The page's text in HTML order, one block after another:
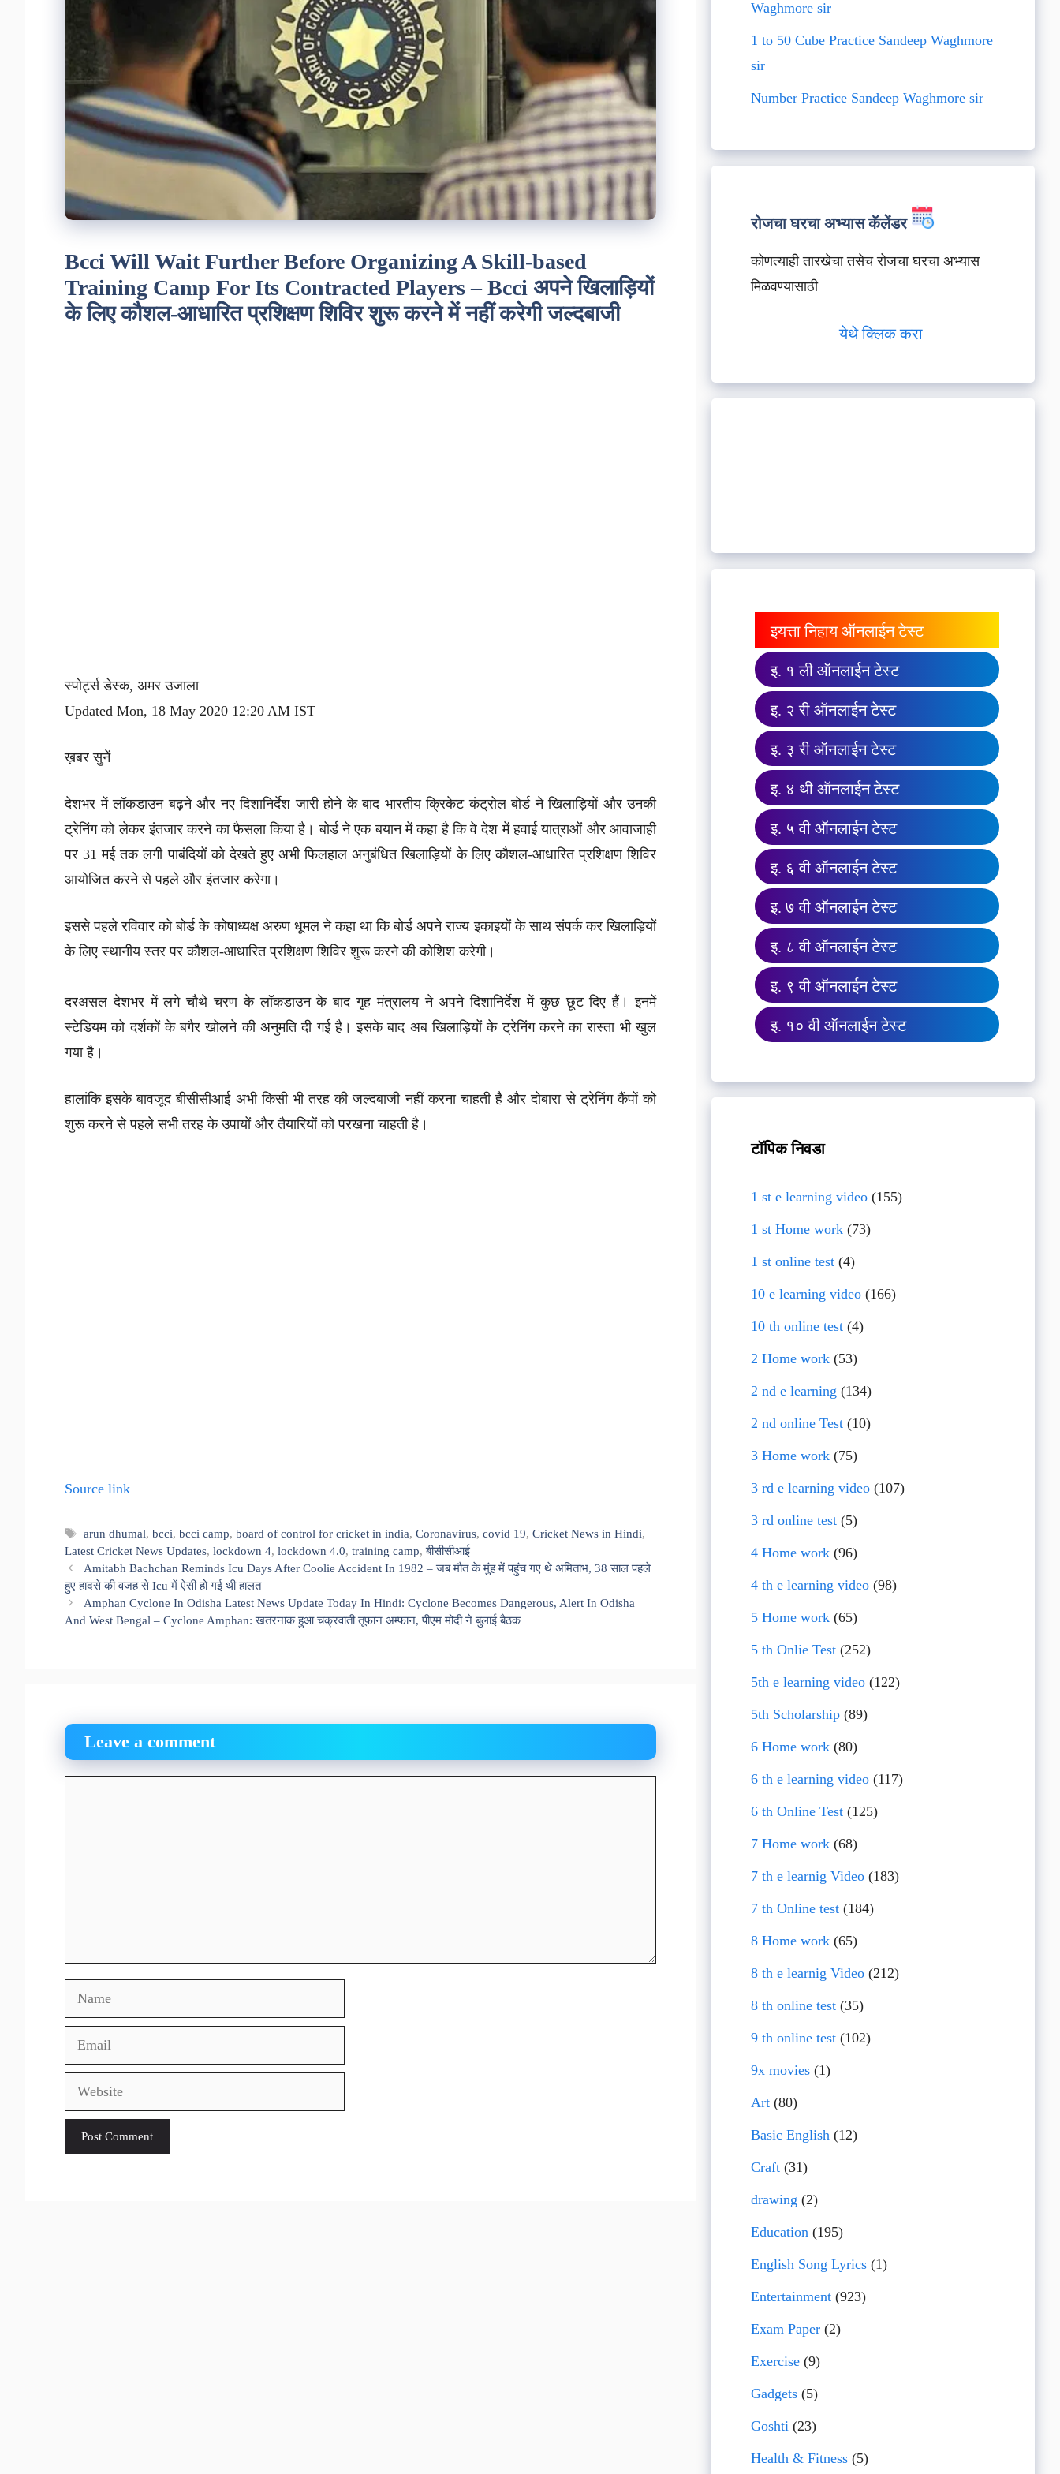
Bcci Will Wait Further Before Organizing A Skill-based
Training Camp For Its Contracted Players – Bcci अपने खिलाड़ियों
के लिए कौशल-आधारित प्रशिक्षण शिविर शुरू करने में नहीं करेगी जल्दबाजी
स्पोर्ट्स डेस्क, अमर उजाला
Updated Mon, 18 May 2020 12:20 AM IST
ख़बर सुनें
देशभर में लॉकडाउन बढ़ने और नए दिशानिर्देश जारी होने के बाद भारतीय क्रिकेट कंट्रोल बोर्ड ने खिलाड़ियों और उनकी
ट्रेनिंग को लेकर इंतजार करने का फैसला किया है। बोर्ड ने एक बयान में कहा है कि वे देश में हवाई यात्राओं और आवाजाही
पर 31 मई तक लगी पाबंदियों को देखते हुए अभी फिलहाल अनुबंधित खिलाड़ियों के लिए कौशल-आधारित प्रशिक्षण शिविर
आयोजित करने से पहले और इंतजार करेगा।
इससे पहले रविवार को बोर्ड के कोषाध्यक्ष अरुण धूमल ने कहा था कि बोर्ड अपने राज्य इकाइयों के साथ संपर्क कर खिलाड़ियों
के लिए स्थानीय स्तर पर कौशल-आधारित प्रशिक्षण शिविर शुरू करने की कोशिश करेगी।
दरअसल देशभर में लगे चौथे चरण के लॉकडाउन के बाद गृह मंत्रालय ने अपने दिशानिर्देश में कुछ छूट दिए हैं। इनमें
स्टेडियम को दर्शकों के बगैर खोलने की अनुमति दी गई है। इसके बाद अब खिलाड़ियों के ट्रेनिंग करने का रास्ता भी खुल
गया है।
हालांकि इसके बावजूद बीसीसीआई अभी किसी भी तरह की जल्दबाजी नहीं करना चाहती है और दोबारा से ट्रेनिंग कैंपों को
शुरू करने से पहले सभी तरह के उपायों और तैयारियों को परखना चाहती है।
Source link
Tags
arun dhumal,bcci,bcci camp,board of control for cricket in india,Coronavirus,covid 19,Cricket News in Hindi,
Latest Cricket News Updates, lockdown 4, lockdown 4.0, training camp,बीसीसीआई
Amitabh Bachchan Reminds Icu Days After Coolie Accident In 1982 – जब मौत के मुंह में पहुंच गए थे अमिताभ, 38 साल पहले
हुए हादसे की वजह से Icu में ऐसी हो गई थी हालत
Amphan Cyclone In Odisha Latest News Update Today In Hindi: Cyclone Becomes Dangerous, Alert In Odisha
And West Bengal – Cyclone Amphan: खतरनाक हुआ चक्रवाती तूफान अम्फान, पीएम मोदी ने बुलाई बैठक
Leave a comment
Name
Email
Website
Waghmore sir
1 to 50 Cube Practice Sandeep Waghmore
sir
Number Practice Sandeep Waghmore sir
रोजचा घरचा अभ्यास कॅलेंडर
कोणत्याही तारखेचा तसेच रोजचा घरचा अभ्यास
मिळवण्यासाठी
येथे क्लिक करा
इयत्ता निहाय ऑनलाईन टेस्ट
इ. १ ली ऑनलाईन टेस्ट
इ. २ री ऑनलाईन टेस्ट
इ. ३ री ऑनलाईन टेस्ट
इ. ४ थी ऑनलाईन टेस्ट
इ. ५ वी ऑनलाईन टेस्ट
इ. ६ वी ऑनलाईन टेस्ट
इ. ७ वी ऑनलाईन टेस्ट
इ. ८ वी ऑनलाईन टेस्ट
इ. ९ वी ऑनलाईन टेस्ट
इ. १० वी ऑनलाईन टेस्ट
टॉपिक निवडा
1 st e learning video (155)
1 st Home work (73)
1 st online test (4)
10 e learning video (166)
10 th online test (4)
2 Home work (53)
2 nd e learning (134)
2 nd online Test (10)
3 Home work (75)
3 rd e learning video (107)
3 rd online test (5)
4 Home work (96)
4 th e learning video (98)
5 Home work (65)
5 th Onlie Test (252)
5th e learning video (122)
5th Scholarship (89)
6 Home work (80)
6 th e learning video (117)
6 th Online Test (125)
7 Home work (68)
7 th e learnig Video (183)
7 th Online test (184)
8 Home work (65)
8 th e learnig Video (212)
8 th online test (35)
9 th online test (102)
9x movies (1)
Art (80)
Basic English (12)
Craft (31)
drawing (2)
Education (195)
English Song Lyrics (1)
Entertainment (923)
Exam Paper (2)
Exercise (9)
Gadgets (5)
Goshti (23)
Health & Fitness (5)